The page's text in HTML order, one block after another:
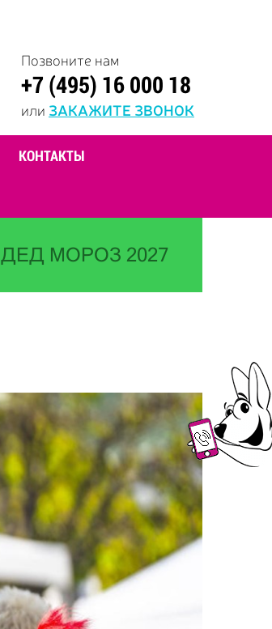
Позвоните нам
+7 (495) 16 000 18
или ЗАКАЖИТЕ ЗВОНОК
КОНТАКТЫ
ДЕД МОРОЗ 2027